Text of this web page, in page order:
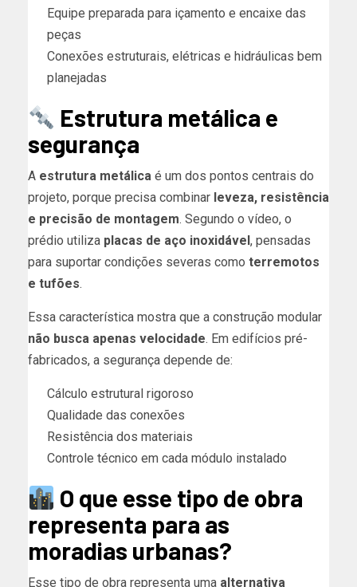
Equipe preparada para içamento e encaixe das
peças
Conexões estruturais, elétricas e hidráulicas bem
planejadas
Estrutura metálica e
segurança
A estrutura metálica é um dos pontos centrais do
projeto, porque precisa combinar leveza, resistência
e precisão de montagem. Segundo o vídeo, o
prédio utiliza placas de aço inoxidável, pensadas
para suportar condições severas como terremotos
e tufões.
Essa característica mostra que a construção modular
não busca apenas velocidade. Em edifícios pré-
fabricados, a segurança depende de:
Cálculo estrutural rigoroso
Qualidade das conexões
Resistência dos materiais
Controle técnico em cada módulo instalado
O que esse tipo de obra
representa para as
moradias urbanas?
Esse tipo de obra representa uma alternativa